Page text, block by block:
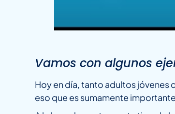
Vamos con algunos
Hoy en día, tanto adultos jóvenes
eso que es sumamente